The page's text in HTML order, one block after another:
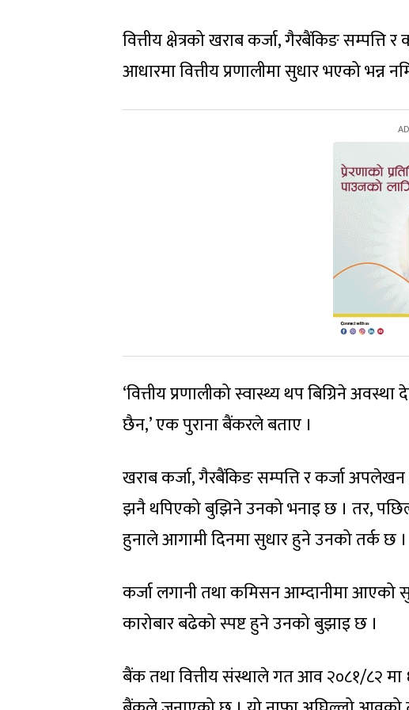
वित्तीय क्षेत्रको खराब कर्जा, गैरबैंकिङ
आधारमा वित्तीय प्रणालीमा सुधार भएको भन्न
‘वित्तीय प्रणालीको स्वास्थ्य थप बिग्रिने
छैन,’ एक पुराना बैंकरले बताए ।
खराब कर्जा, गैरबैंकिङ सम्पत्ति र कर्जा
झनै थपिएको बुझिने उनको भनाइ छ । तर,
हुनाले आगामी दिनमा सुधार हुने उनको तर्क छ ।
कर्जा लगानी तथा कमिसन आम्दानीमा आएको
कारोबार बढेको स्पष्ट हुने उनको बुझाइ छ ।
बैंक तथा वित्तीय संस्थाले गत आव २०८१/८२ मा